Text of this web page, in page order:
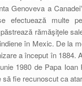
Genoveva a
multe
rămăşiţele
în Mexic. De la
a început în 1884.
1980 de Papa
fie recunoscut ca